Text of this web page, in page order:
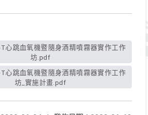
坊.pdf
坊_實施計畫.pdf